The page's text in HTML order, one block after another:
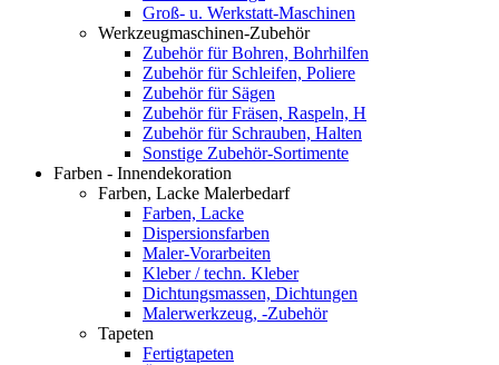
Groß- u. Werkstatt-Maschinen
Werkzeugmaschinen-Zubehör
Zubehör für Bohren, Bohrhilfen
Zubehör für Schleifen, Poliere
Zubehör für Sägen
Zubehör für Fräsen, Raspeln, H
Zubehör für Schrauben, Halten
Sonstige Zubehör-Sortimente
Farben - Innendekoration
Farben, Lacke Malerbedarf
Farben, Lacke
Dispersionsfarben
Maler-Vorarbeiten
Kleber / techn. Kleber
Dichtungsmassen, Dichtungen
Malerwerkzeug, -Zubehör
Tapeten
Fertigtapeten